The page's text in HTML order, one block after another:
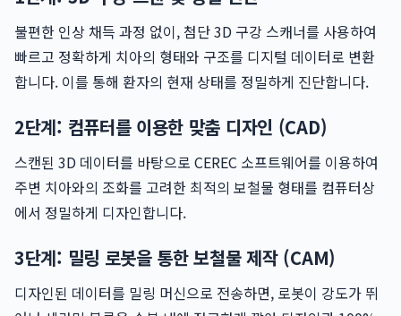
불편한 인상 채득 과정 없이, 첨단 3D 구강 스캐너를 사용하여
빠르고 정확하게 치아의 형태와 구조를 디지털 데이터로 변환
합니다. 이를 통해 환자의 현재 상태를 정밀하게 진단합니다.
2단계: 컴퓨터를 이용한 맞춤 디자인 (CAD)
스캔된 3D 데이터를 바탕으로 CEREC 소프트웨어를 이용하여
주변 치아와의 조화를 고려한 최적의 보철물 형태를 컴퓨터상
에서 정밀하게 디자인합니다.
3단계: 밀링 로봇을 통한 보철물 제작 (CAM)
디자인된 데이터를 밀링 머신으로 전송하면, 로봇이 강도가 뛰